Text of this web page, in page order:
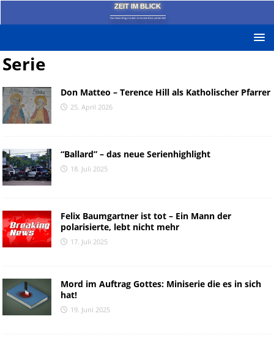
ZEIT IM BLICK
Das News-Blog mit dem kritischen Blick auf die Zeit!
Serie
Don Matteo – Terence Hill als Katholischer Pfarrer
25. April 2026
“Ballard” – das neue Serienhighlight
18. Juli 2025
Felix Baumgartner ist tot – Ein Mann der
polarisierte, lebt nicht mehr
17. Juli 2025
Mord im Auftrag Gottes: Miniserie die es in sich
hat!
19. Juni 2025